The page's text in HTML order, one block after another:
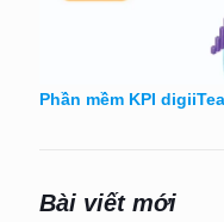
Phần mềm KPI
Bài viết mới